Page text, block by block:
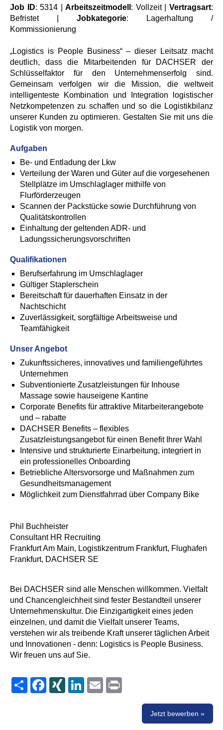
Job ID: 5314 |Arbeitszeitmodell : Vollzeit |Vertragsart:
Befristet | Jobkategorie: Lagerhaltung /
Kommissionierung
„Logistics is People Business“ – dieser Leitsatz macht
deutlich, dass die Mitarbeitenden für DACHSER der
Schlüsselfaktor für den Unternehmenserfolg sind.
Gemeinsam verfolgen wir die Mission, die weltweit
intelligenteste Kombination und Integration logistischer
Netzkompetenzen zu schaffen und so die Logistikbilanz
unserer Kunden zu optimieren. Gestalten Sie mit uns die
Logistik von morgen.
Aufgaben
Be- und Entladung der Lkw
Verteilung der Waren und Güter auf die vorgesehenen
Stellplätze im Umschlaglager mithilfe von
Flurförderzeugen
Scannen der Packstücke sowie Durchführung von
Qualitätskontrollen
Einhaltung der geltenden ADR- und
Ladungssicherungsvorschriften
Qualifikationen
Berufserfahrung im Umschlaglager
Gültiger Staplerschein
Bereitschaft für dauerhaften Einsatz in der
Nachtschicht
Zuverlässigkeit, sorgfältige Arbeitsweise und
Teamfähigkeit
Unser Angebot
Zukunftssicheres, innovatives und familiengeführtes
Unternehmen
Subventionierte Zusatzleistungen für Inhouse
Massage sowie hauseigene Kantine
Corporate Benefits für attraktive Mitarbeiterangebote
und – rabatte
DACHSER Benefits – flexibles
Zusatzleistungsangebot für einen Benefit Ihrer Wahl
Intensive und strukturierte Einarbeitung, integriert in
ein professionelles Onboarding
Betriebliche Altersvorsorge und Maßnahmen zum
Gesundheitsmanagement
Möglichkeit zum Dienstfahrrad über Company Bike
Phil Buchheister
Consultant HR Recruiting
Frankfurt Am Main, Logistikzentrum Frankfurt, Flughafen
Frankfurt, DACHSER SE
Bei DACHSER sind alle Menschen willkommen. Vielfalt
und Chancengleichheit sind fester Bestandteil unserer
Unternehmenskultur. Die Einzigartigkeit eines jeden
einzelnen, und damit die Vielfalt unserer Teams,
verstehen wir als treibende Kraft unserer täglichen Arbeit
und Innovationen - denn: Logistics is People Business.
Wir freuen uns auf Sie.
Share FacebookXING LinkedInEmail
Jetzt bewerben »